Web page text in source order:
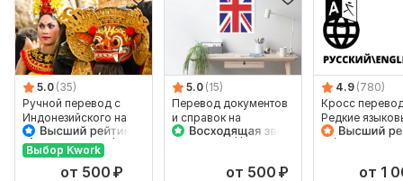
5.0 (35)
Ручной перевод с
Индонезийского на
Русский и наоборот
Выбор Kwork
от 500 ₽
5.0 (15)
Перевод документов
и справок на
английский для
от 500 ₽
4.9 (780)
Кросс
Редкие
пары
от 1